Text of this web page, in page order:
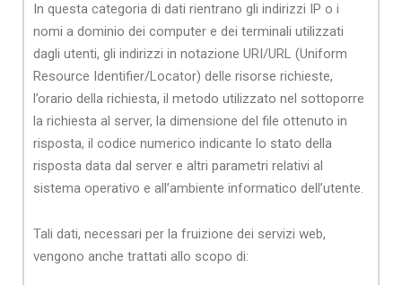
In questa categoria di dati rientrano gli indirizzi IP o i
nomi a dominio dei computer e dei terminali utilizzati
dagli utenti, gli indirizzi in notazione URI/URL (Uniform
Resource Identifier/Locator) delle risorse richieste,
l’orario della richiesta, il metodo utilizzato nel sottoporre
la richiesta al server, la dimensione del file ottenuto in
risposta, il codice numerico indicante lo stato della
risposta data dal server e altri parametri relativi al
sistema operativo e all’ambiente informatico dell’utente.
Tali dati, necessari per la fruizione dei servizi web,
vengono anche trattati allo scopo di: